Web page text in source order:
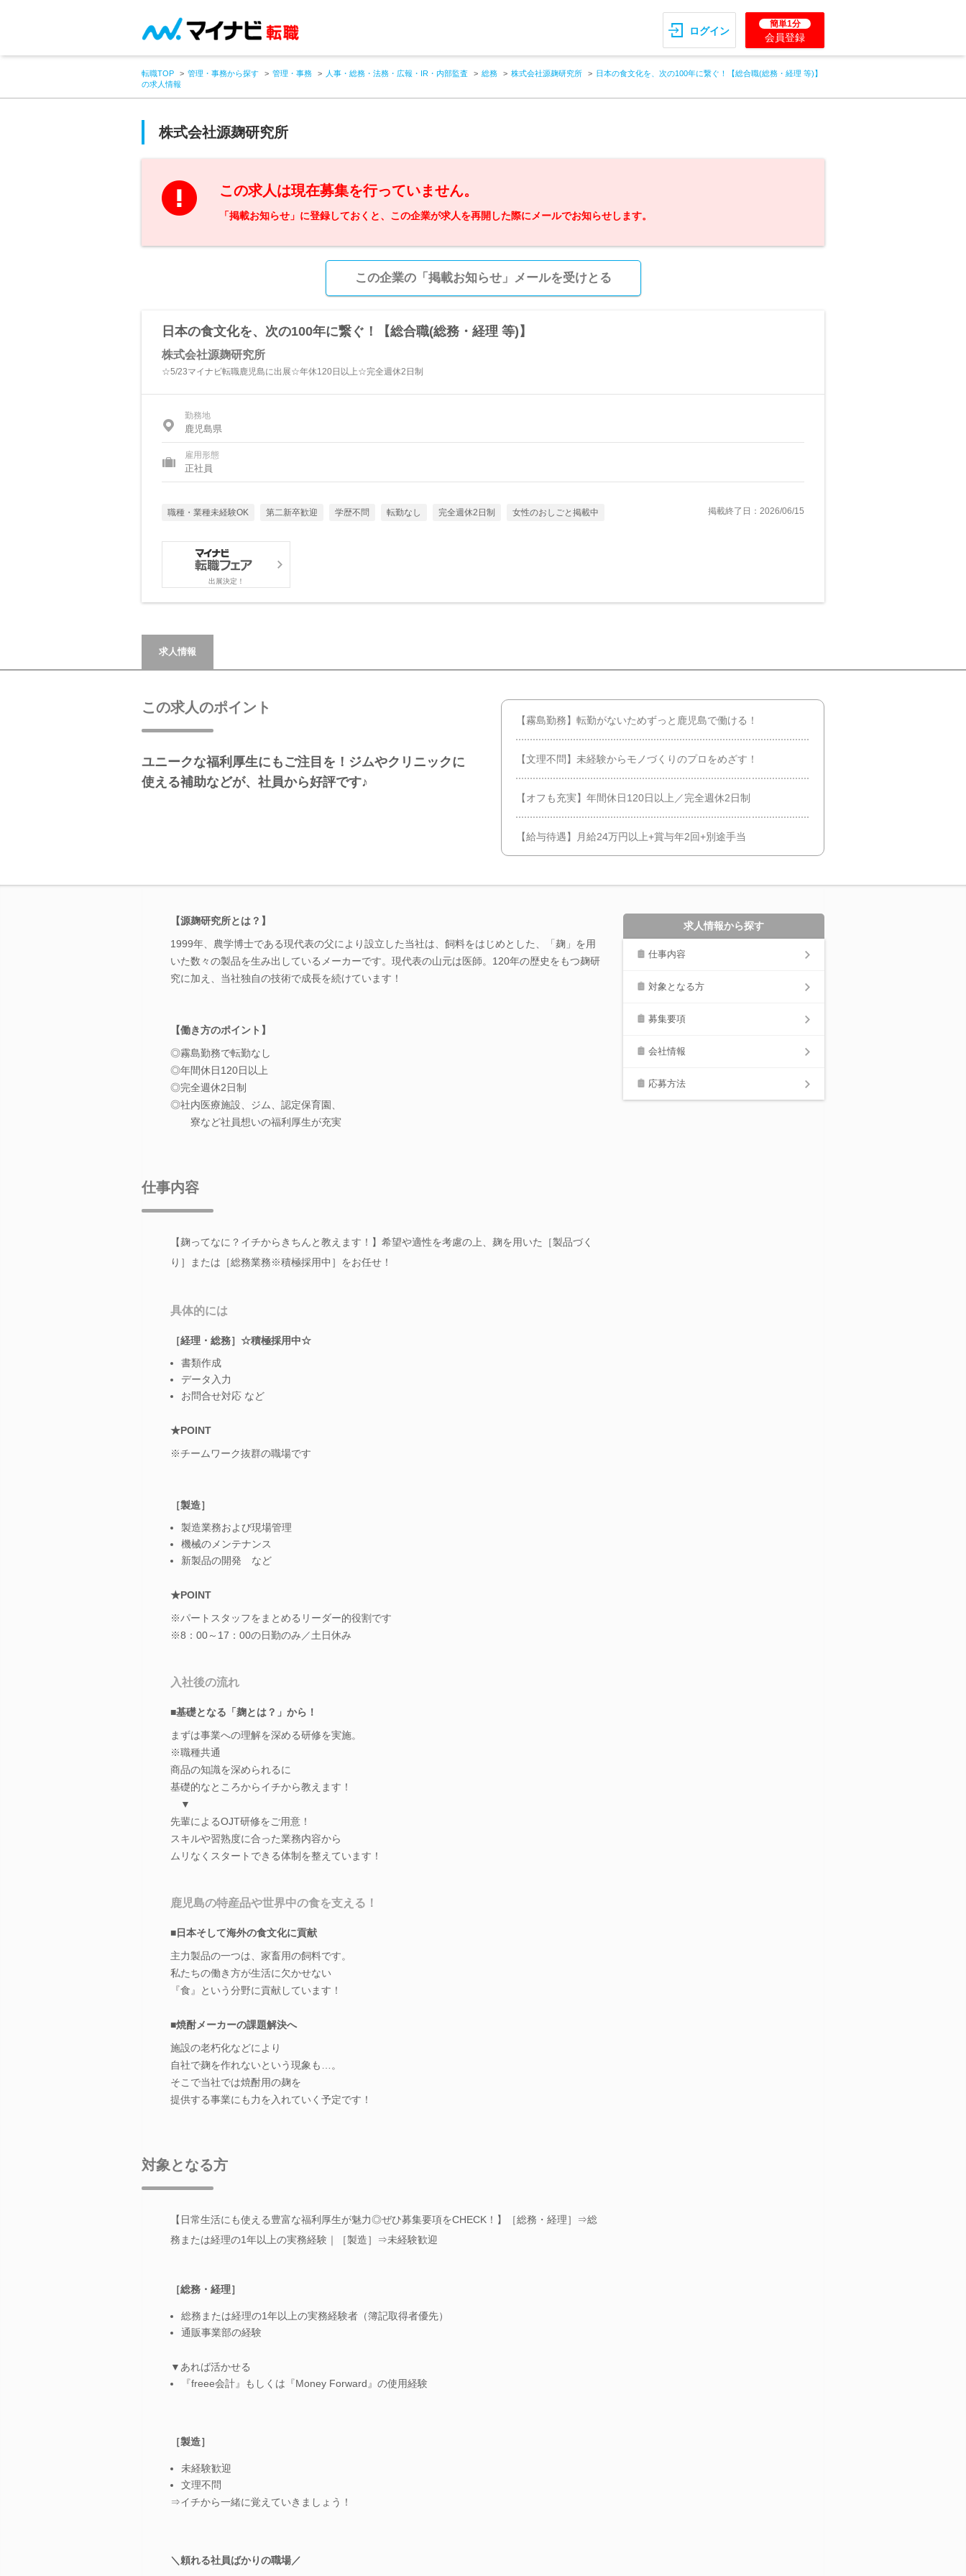
ログイン
簡単1分
会員登録
転職TOP 管理・事務から探す 管理・事務 人事・総務・法務・広報・IR・内部監査 総務 株式会社源麹研究所
日本の食文化を、次の100年に繋ぐ！【総合職(総務・経理 等)】
の求人情報
株式会社源麹研究所
この求人は現在募集を行っていません。
「掲載お知らせ」に登録しておくと、この企業が求人を再開した際にメールでお知らせします。
この企業の「掲載お知らせ」メールを受けとる
日本の食文化を、次の100年に繋ぐ！【総合職(総務・経理 等)】
株式会社源麹研究所
☆5/23マイナビ転職鹿児島に出展☆年休120日以上☆完全週休2日制
勤務地
鹿児島県
雇用形態
正社員
職種・業種未経験OK 第二新卒歓迎 学歴不問 転勤なし 完全週休2日制 女性のおしごと掲載中 掲載終了日：2026/06/15
出展決定！
求人情報
この求人のポイント
ユニークな福利厚生にもご注目を！ジムやクリニックに
使える補助などが、社員から好評です♪
【霧島勤務】転勤がないためずっと鹿児島で働ける！
【文理不問】未経験からモノづくりのプロをめざす！
【オフも充実】年間休日120日以上／完全週休2日制
【給与待遇】月給24万円以上+賞与年2回+別途手当
【源麹研究所とは？】
1999年、農学博士である現代表の父により設立した当社は、飼料をはじめとした、「麹」を用
いた数々の製品を生み出しているメーカーです。現代表の山元は医師。120年の歴史をもつ麹研
究に加え、当社独自の技術で成長を続けています！
【働き方のポイント】
◎霧島勤務で転勤なし
◎年間休日120日以上
◎完全週休2日制
◎社内医療施設、ジム、認定保育園、
寮など社員想いの福利厚生が充実
仕事内容
【麹ってなに？イチからきちんと教えます！】希望や適性を考慮の上、麹を用いた［製品づく
り］または［総務業務※積極採用中］をお任せ！
具体的には
［経理・総務］☆積極採用中☆
書類作成
データ入力
お問合せ対応 など
★POINT
※チームワーク抜群の職場です
［製造］
製造業務および現場管理
機械のメンテナンス
新製品の開発 など
★POINT
※パートスタッフをまとめるリーダー的役割です
※8：00～17：00の日勤のみ／土日休み
入社後の流れ
■基礎となる「麹とは？」から！
まずは事業への理解を深める研修を実施。
※職種共通
商品の知識を深められるに
基礎的なところからイチから教えます！
▼
先輩によるOJT研修をご用意！
スキルや習熟度に合った業務内容から
ムリなくスタートできる体制を整えています！
鹿児島の特産品や世界中の食を支える！
■日本そして海外の食文化に貢献
主力製品の一つは、家畜用の飼料です。
私たちの働き方が生活に欠かせない
『食』という分野に貢献しています！
■焼酎メーカーの課題解決へ
施設の老朽化などにより
自社で麹を作れないという現象も…。
そこで当社では焼酎用の麹を
提供する事業にも力を入れていく予定です！
対象となる方
【日常生活にも使える豊富な福利厚生が魅力◎ぜひ募集要項をCHECK！】［総務・経理］⇒総
務または経理の1年以上の実務経験｜［製造］⇒未経験歓迎
［総務・経理］
総務または経理の1年以上の実務経験者（簿記取得者優先）
通販事業部の経験
▼あれば活かせる
『freee会計』もしくは『Money Forward』の使用経験
［製造］
未経験歓迎
文理不問
⇒イチから一緒に覚えていきましょう！
＼頼れる社員ばかりの職場／
求人情報から探す
仕事内容
対象となる方
募集要項
会社情報
応募方法